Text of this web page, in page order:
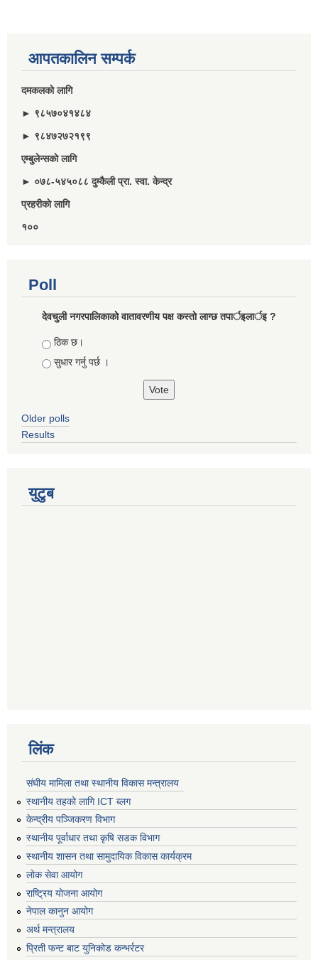
आपतकालिन सम्पर्क
दमकलकाे लागि
► ९८५७०४१४८४
► ९८४७२७२१९९
एम्बुलेन्सकाे लागि
► ०७८-५४५०८८ दुम्कैली प्रा. स्वा. केन्द्र
प्रहरीकाे लागि
१००
Poll
देवचुली नगरपालिकाकाे वातावरणीय पक्ष कस्ताे लाग्छ तपार्इलार्इ ?
Choices
ठिक छ।
सुधार गर्नु पर्छ ।
Older polls
Results
युटुब
लिंक
संघीय मामिला तथा स्थानीय विकास मन्त्रालय
स्थानीय तहको लागि ICT ब्लग
केन्द्रीय पञ्जिकरण विभाग
स्थानीय पूर्वाधार तथा कृषि सडक विभाग
स्थानीय शासन तथा सामुदायिक विकास कार्यक्रम
लोक सेवा आयोग
राष्ट्रिय योजना आयोग
नेपाल कानुन आयोग
अर्थ मन्त्रालय
प्रिती फन्ट बाट युनिकोड कन्भर्रटर